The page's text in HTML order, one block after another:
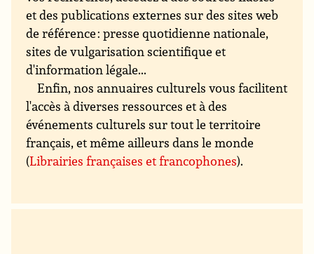
et des publications externes sur des sites web
de référence : presse quotidienne nationale,
sites de vulgarisation scientifique et
d'information légale...
Enfin, nos annuaires culturels vous facilitent
l'accès à diverses ressources et à des
événements culturels sur tout le territoire
français, et même ailleurs dans le monde
(Librairies françaises et francophones).